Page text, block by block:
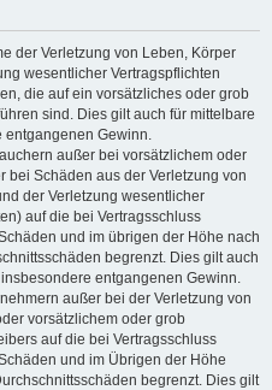
der Verletzung von Leben, Körper
wesentlicher Vertragspflichten
die auf ein vorsätzliches oder grob
sind. Dies gilt auch für mittelbare
Gewinn.
außer bei vorsätzlichem oder
bei Schäden aus der Verletzung von
der Verletzung wesentlicher
auf die bei Vertragsschluss
und im übrigen der Höhe nach
begrenzt. Dies gilt auch
entgangenen Gewinn.
außer bei der Verletzung von
vorsätzlichem oder grob
auf die bei Vertragsschluss
und im Übrigen der Höhe
begrenzt. Dies gilt